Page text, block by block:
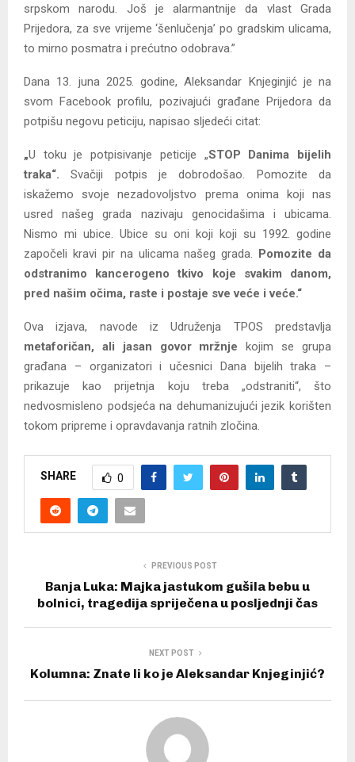
srpskom narodu. Još je alarmantnije da vlast Grada
Prijedora, za sve vrijeme ‘šenlučenja’ po gradskim ulicama,
to mirno posmatra i prećutno odobrava.”
Dana 13. juna 2025. godine, Aleksandar Knjeginjić je na
svom Facebook profilu, pozivajući građane Prijedora da
potpišu negovu peticiju, napisao sljedeći citat:
„U toku je potpisivanje peticije „STOP Danima bijelih
traka“.Svačiji potpis je dobrodošao. Pomozite da
iskažemo svoje nezadovoljstvo prema onima koji nas
usred našeg grada nazivaju genocidašima i ubicama.
Nismo mi ubice. Ubice su oni koji koji su 1992. godine
započeli kravi pir na ulicama našeg grada. Pomozite da
odstranimo kancerogeno tkivo koje svakim danom,
pred našim očima, raste i postaje sve veće i veće.“
Ova izjava, navode iz Udruženja TPOS predstavlja
metaforičan, ali jasan govor mržnje kojim se grupa
građana – organizatori i učesnici Dana bijelih traka –
prikazuje kao prijetnja koju treba „odstraniti“, što
nedvosmisleno podsjeća na dehumanizujući jezik korišten
tokom pripreme i opravdavanja ratnih zločina.
SHARE 0
PREVIOUS POST
Banja Luka: Majka jastukom gušila bebu u
bolnici, tragedija spriječena u posljednji čas
NEXT POST
Kolumna: Znate li ko je Aleksandar Knjeginjić?